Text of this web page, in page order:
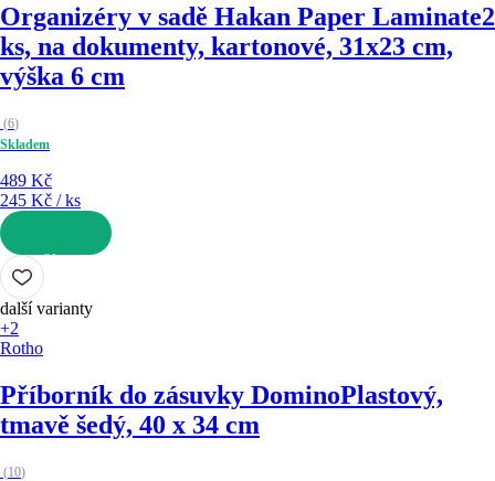
Organizéry v sadě Hakan Paper Laminate2
ks, na dokumenty, kartonové, 31x23 cm,
výška 6 cm
(6)
Skladem
489 Kč
245 Kč / ks
DO KOŠÍKU
další varianty
+2
Rotho
Příborník do zásuvky DominoPlastový,
tmavě šedý, 40 x 34 cm
(10)